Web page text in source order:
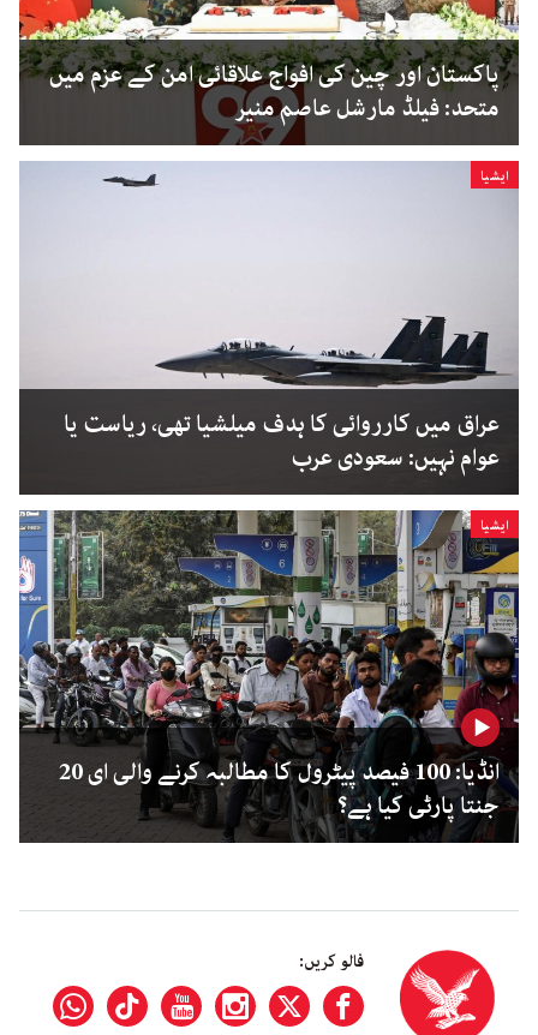
پاکستان اور چین کی افواج علاقائی امن کے عزم میں
متحد: فیلڈ مارشل عاصم منیر
ایشیا
عراق میں کارروائی کا ہدف میلشیا تھی، ریاست یا
عوام نہیں: سعودی عرب
ایشیا
انڈیا: 100 فیصد پیٹرول کا مطالبہ کرنے والی ای 20
جنتا پارٹی کیا ہے؟
فالو کریں: